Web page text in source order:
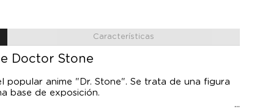
Características
Doctor Stone
popular anime "Dr. Stone". Se trata de una figura
base de exposición.